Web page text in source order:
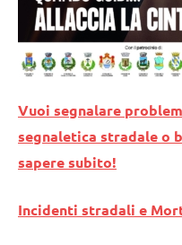
Vuoi segnalare
segnaletica stradale o
sapere subito!
Incidenti stradali e